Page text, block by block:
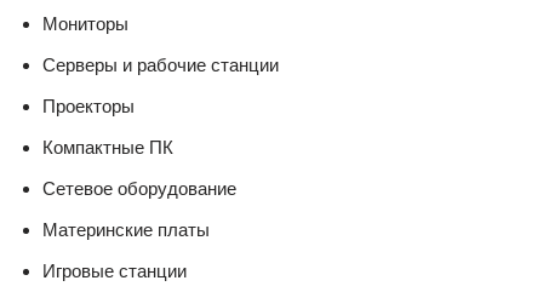
Мониторы
Серверы и рабочие станции
Проекторы
Компактные ПК
Сетевое оборудование
Материнские платы
Игровые станции